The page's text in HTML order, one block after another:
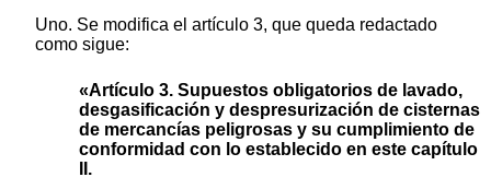
Uno. Se modifica el artículo 3, que queda redactado
como sigue:
«Artículo 3. Supuestos obligatorios de lavado,
desgasificación y despresurización de cisternas
de mercancías peligrosas y su cumplimiento de
conformidad con lo establecido en este capítulo
II.